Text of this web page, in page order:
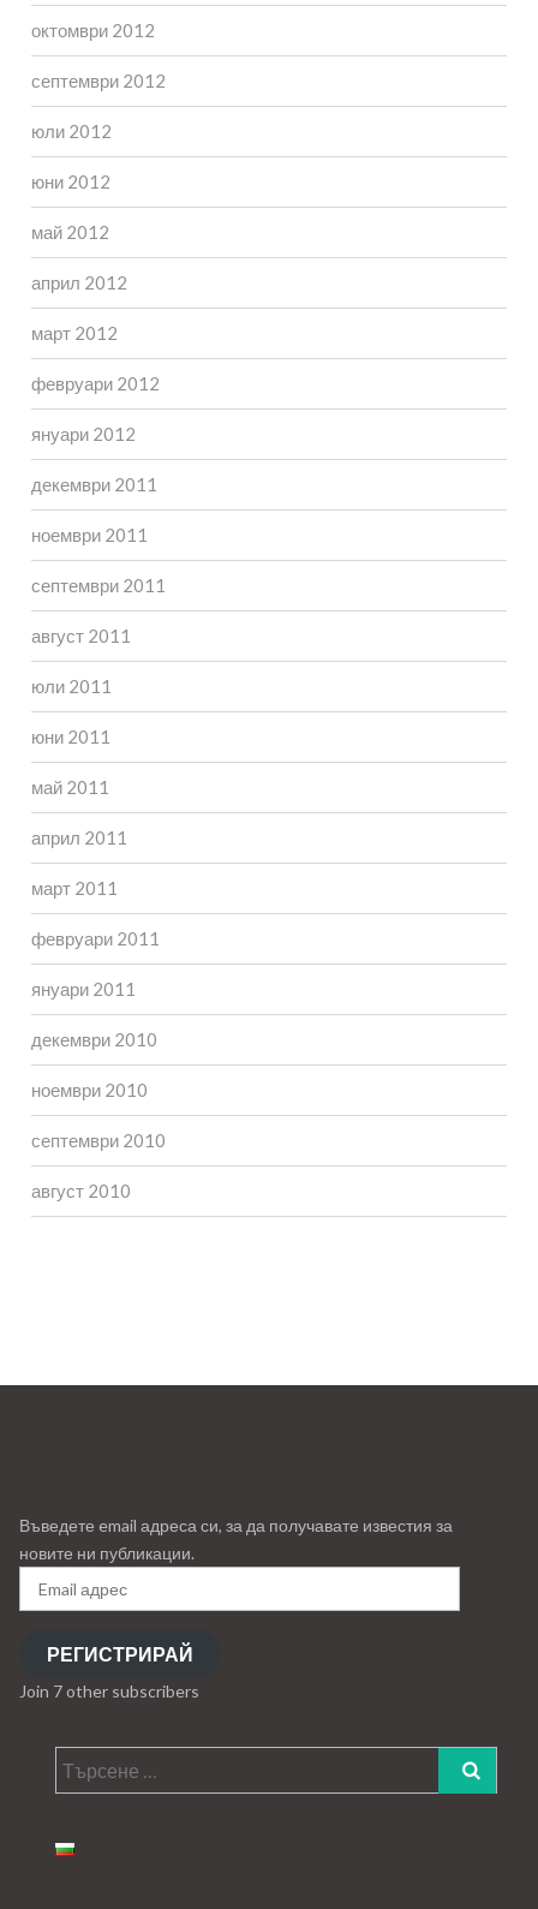
октомври 2012
септември 2012
юли 2012
юни 2012
май 2012
април 2012
март 2012
февруари 2012
януари 2012
декември 2011
ноември 2011
септември 2011
август 2011
юли 2011
юни 2011
май 2011
април 2011
март 2011
февруари 2011
януари 2011
декември 2010
ноември 2010
септември 2010
август 2010
Въведете email адреса си, за да получавате известия за
новите ни публикации.
Email
адрес
РЕГИСТРИРАЙ
Join 7 other subscribers
Търсене
за: